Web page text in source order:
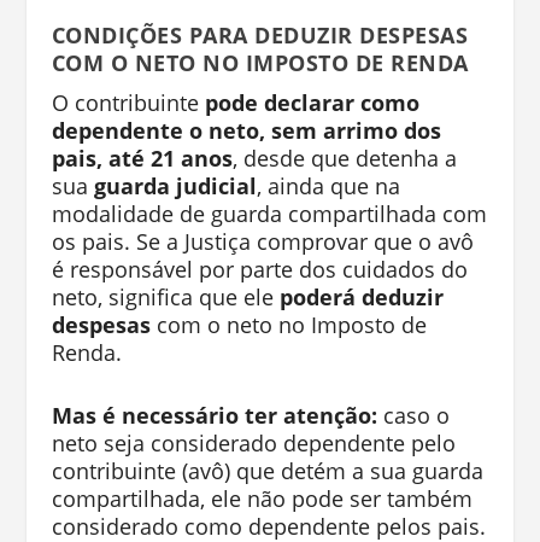
CONDIÇÕES PARA DEDUZIR DESPESAS
COM O NETO NO IMPOSTO DE RENDA
O contribuinte pode declarar como
dependente o neto, sem arrimo dos
pais, até 21 anos, desde que detenha a
sua guarda judicial, ainda que na
modalidade de guarda compartilhada com
os pais. Se a Justiça comprovar que o avô
é responsável por parte dos cuidados do
neto, significa que ele poderá deduzir
despesascom o neto no Imposto de
Renda.
Mas é necessário ter atenção: caso o
neto seja considerado dependente pelo
contribuinte (avô) que detém a sua guarda
compartilhada, ele não pode ser também
considerado como dependente pelos pais.